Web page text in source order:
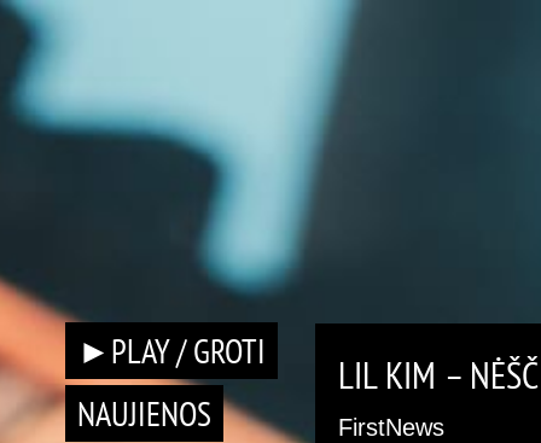
►PLAY / GROTI
NAUJIENOS
LIL KIM –
FirstNews